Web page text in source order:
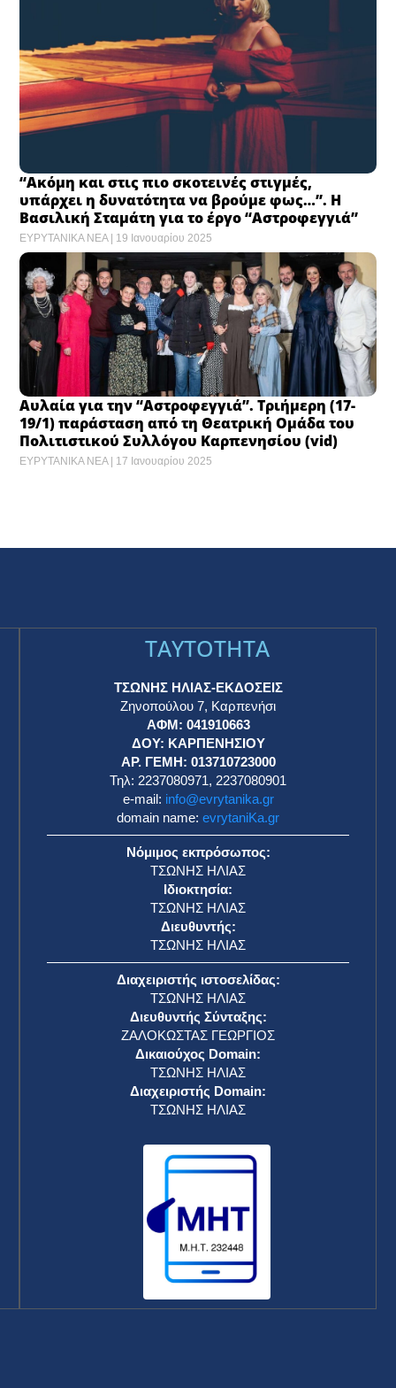
“Ακόμη και στις πιο σκοτεινές στιγμές,
υπάρχει η δυνατότητα να βρούμε φως…”. Η
Βασιλική Σταμάτη για το έργο “Αστροφεγγιά”
ΕΥΡΥΤΑΝΙΚΑ ΝΕΑ 19 Ιανουαρίου 2025
Αυλαία για την “Αστροφεγγιά”. Τριήμερη (17-
19/1) παράσταση από τη Θεατρική Ομάδα του
Πολιτιστικού Συλλόγου Καρπενησίου (vid)
ΕΥΡΥΤΑΝΙΚΑ ΝΕΑ 17 Ιανουαρίου 2025
TAYTOTHTA
ΤΣΩΝΗΣ ΗΛΙΑΣ-ΕΚΔΟΣΕΙΣ
Ζηνοπούλου 7, Καρπενήσι
ΑΦΜ: 041910663
ΔΟΥ: ΚΑΡΠΕΝΗΣΙΟΥ
ΑΡ. ΓΕΜΗ: 013710723000
Τηλ: 2237080971, 2237080901
e-mail: info@evrytanika.gr
domain name: evrytaniKa.gr
Νόμιμος εκπρόσωπος:
ΤΣΩΝΗΣ ΗΛΙΑΣ
Ιδιοκτησία:
ΤΣΩΝΗΣ ΗΛΙΑΣ
Διευθυντής:
ΤΣΩΝΗΣ ΗΛΙΑΣ
Διαχειριστής ιστοσελίδας:
ΤΣΩΝΗΣ ΗΛΙΑΣ
Διευθυντής Σύνταξης:
ΖΑΛΟΚΩΣΤΑΣ ΓΕΩΡΓΙΟΣ
Δικαιούχος Domain:
ΤΣΩΝΗΣ ΗΛΙΑΣ
Διαχειριστής Domain:
ΤΣΩΝΗΣ ΗΛΙΑΣ